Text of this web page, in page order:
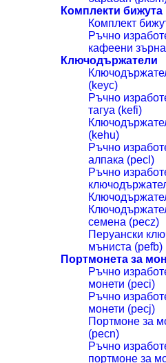
Комплекти бижута
Комплект
Ръчно
кафеени
Ключодържатели
(keyc)
Ръчно
тагуа (kefi)
(kehu)
Ръчно
алпака (pecl)
Ръчно
семена (pecz)
Перуански
мъниста (pefb)
Портмонета за
Ръчно
монети (peci)
Ръчно
монети (pecj)
Портмоне за
(pecn)
Ръчно
портмоне за